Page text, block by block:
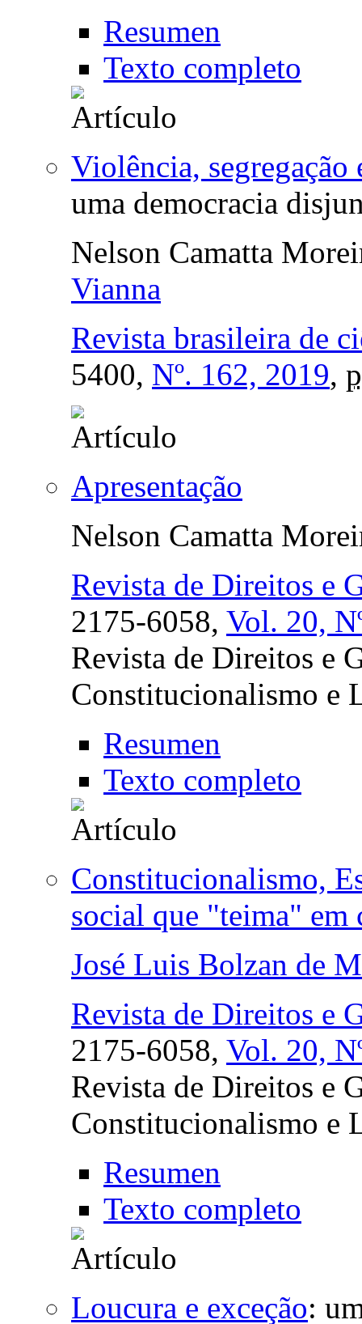
Resumen
Texto completo
Violência, segregação
uma democracia
Nelson Camatta
Vianna
Revista brasileira de
5400, Nº. 162, 2019,
Apresentação
Nelson Camatta
Revista de Direitos e
2175-6058, Vol. 20,
Revista de Direitos e
Constitucionalismo e
Resumen
Texto completo
Constitucionalismo,
social que "teima" em
José Luis Bolzan de
Revista de Direitos e
2175-6058, Vol. 20,
Revista de Direitos e
Constitucionalismo e
Resumen
Texto completo
Loucura e exceção: